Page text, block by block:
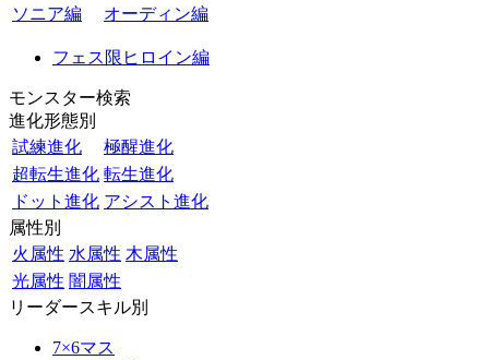
ソニア編
オーディン編
フェス限ヒロイン編
モンスター検索
進化形態別
試練進化
極醒進化
超転生進化 転生進化
ドット進化 アシスト進化
属性別
火属性 水属性 木属性
光属性 闇属性
リーダースキル別
7×6マス